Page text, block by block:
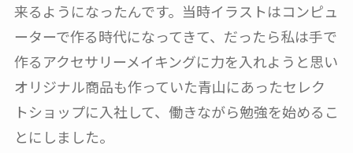
来るようになったんです。当時イラストはコンピュ
ーターで作る時代になってきて、だったら私は手で
作るアクセサリーメイキングに力を入れようと思い
オリジナル商品も作っていた青山にあったセレク
トショップに入社して、働きながら勉強を始めるこ
とにしました。